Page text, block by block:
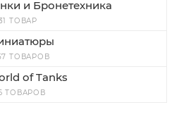
и Бронетехника
ТОВАР
ТОВАРОВ
of Tanks
ТОВАРОВ